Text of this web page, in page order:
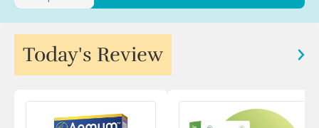
Today's Review